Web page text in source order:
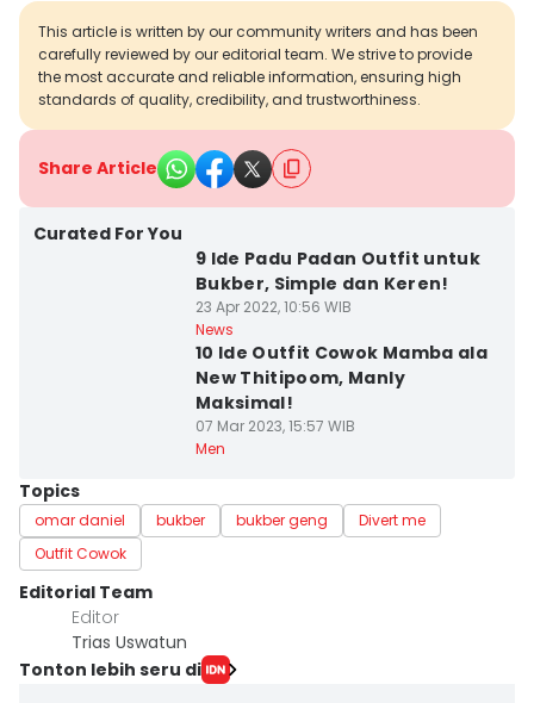
This article is written by our community writers and has been
carefully reviewed by our editorial team. We strive to provide
the most accurate and reliable information, ensuring high
standards of quality, credibility, and trustworthiness.
Share Article
Curated For You
9 Ide Padu Padan Outfit untuk
Bukber, Simple dan Keren!
23 Apr 2022, 10:56 WIB
News
10 Ide Outfit Cowok Mamba ala
New Thitipoom, Manly
Maksimal!
07 Mar 2023, 15:57 WIB
Men
Topics
omar daniel bukber bukber geng
Divert me
Outfit Cowok
Editorial Team
Editor
Trias Uswatun
Tonton lebih seru di